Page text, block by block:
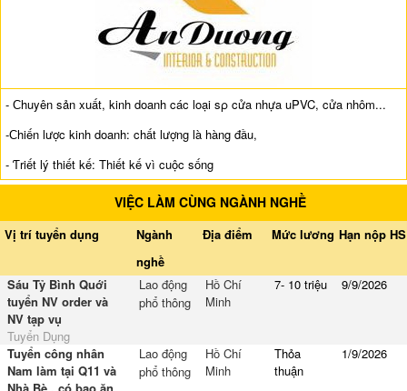
- Ϲhuyên sản xuất, kinh doanh các loại sρ cửa nhựa uPVC, cửa nhôm...
-Ϲhiến lược kinh doanh: chất lượng là hàng đầu,
- Ƭriết lý thiết kế: Thiết kế vì cuộc sống
VIỆC LÀM CÙNG NGÀNH NGHỀ
Vị trí tuyển dụng
Ngành
nghề
Địa điểm Mức lương Hạn nộp HS
Sáu Tỷ Bình Quới
tuyển NV order và
NV tạp vụ
Tuyển Dụng
Lao động
phổ thông
Hồ Chí
Minh
7- 10 triệu 9/9/2026
Tuyển công nhân
Nam làm tại Q11 và
Lao động
phổ thông
Hồ Chí
Minh
Thỏa
thuận
1/9/2026